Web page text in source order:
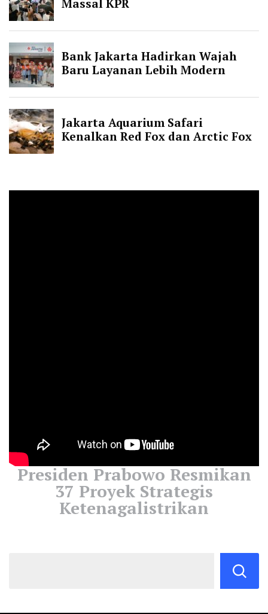
Presiden Prabowo Resmikan
37 Proyek Strategis
Ketenagalistrikan